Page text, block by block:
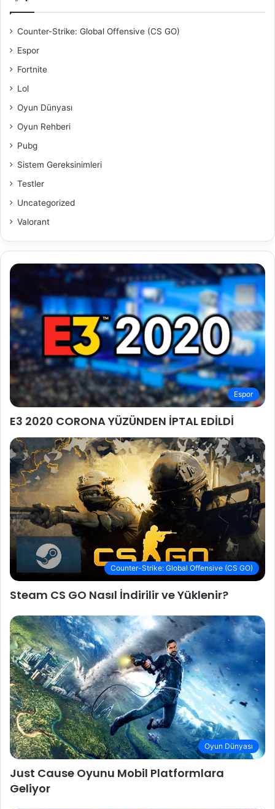
Counter-Strike: Global Offensive (CS GO)
Espor
Fortnite
Lol
Oyun Dünyası
Oyun Rehberi
Pubg
Sistem Gereksinimleri
Testler
Uncategorized
Valorant
Espor
E3 2020 CORONA YÜZÜNDEN İPTAL EDİLDİ
Counter-Strike: Global Offensive (CS GO)
Steam CS GO Nasıl İndirilir ve Yüklenir?
Oyun Dünyası
Just Cause Oyunu Mobil Platformlara
Geliyor